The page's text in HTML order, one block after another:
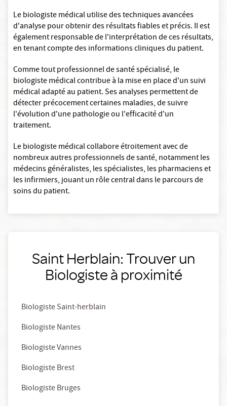
Le biologiste médical utilise des techniques avancées
d'analyse pour obtenir des résultats fiables et précis. Il est
également responsable de l'interprétation de ces résultats,
en tenant compte des informations cliniques du patient.
Comme tout professionnel de santé spécialisé, le
biologiste médical contribue à la mise en place d'un suivi
médical adapté au patient. Ses analyses permettent de
détecter précocement certaines maladies, de suivre
l'évolution d'une pathologie ou l'efficacité d'un
traitement.
Le biologiste médical collabore étroitement avec de
nombreux autres professionnels de santé, notamment les
médecins généralistes, les spécialistes, les pharmaciens et
les infirmiers, jouant un rôle central dans le parcours de
soins du patient.
Saint Herblain: Trouver un
Biologiste à proximité
Biologiste Saint-herblain
Biologiste Nantes
Biologiste Vannes
Biologiste Brest
Biologiste Bruges